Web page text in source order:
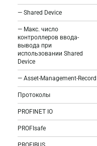
— Shared Device
— Макс. число
контроллеров ввода-
вывода при
использовании Shared
Device
— Asset-Management-Record
Протоколы
PROFINET IO
PROFIsafe